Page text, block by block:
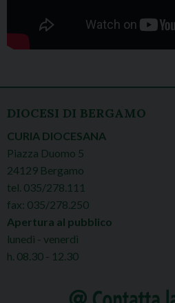
DIOCESI DI BERGAMO
CURIA DIOCESANA
Piazza Duomo 5
24129 Bergamo
tel. 035/278.111
fax: 035/278.250
Apertura al pubblico
lunedì - venerdì
h. 08.30 - 12.30